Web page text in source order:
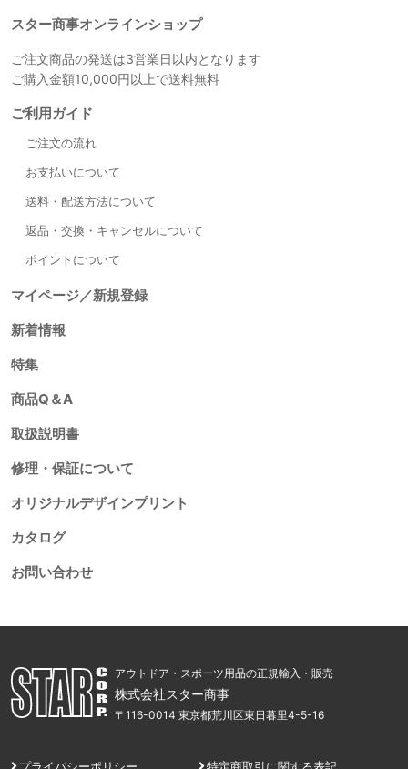
スター商事オンラインショップ
ご注文商品の発送は3営業日以内となります
ご購入金額10,000円以上で送料無料
ご利用ガイド
ご注文の流れ
お支払いについて
送料・配送方法について
返品・交換・キャンセルについて
ポイントについて
マイページ／新規登録
新着情報
特集
商品Q＆A
取扱説明書
修理・保証について
オリジナルデザインプリント
カタログ
お問い合わせ
アウトドア・スポーツ用品の正規輸入・販売
株式会社スター商事
〒116-0014 東京都荒川区東日暮里4-5-16